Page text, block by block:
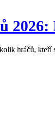
2026:
hráčů,